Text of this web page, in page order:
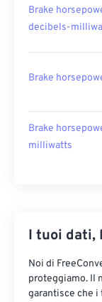
Brake
decibels-
Brake
Brake
milliwatts
I tuoi dati,
Noi di
proteggiamo. Il
garantisce che i